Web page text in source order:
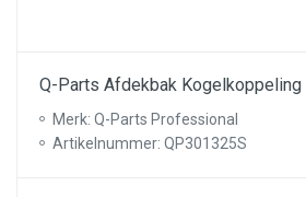
Q-Parts Afdekbak
Merk: Q-Parts Professional
Artikelnummer: QP301325S